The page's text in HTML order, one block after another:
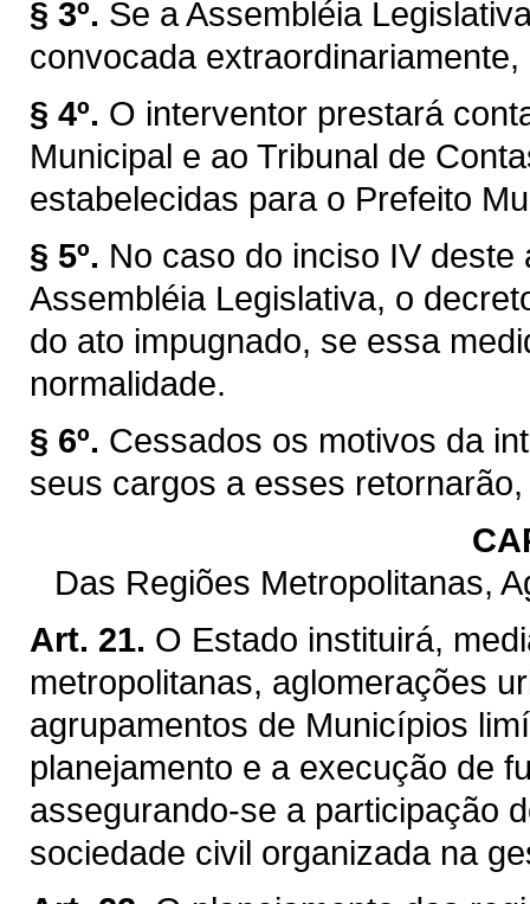
§ 3º. Se a Assembléia
convocada
§ 4º. O interventor prestará
Municipal e ao Tribunal de
estabelecidas para o Prefeito
§ 5º. No caso do inciso IV
Assembléia Legislativa, o
do ato impugnado, se essa
normalidade.
§ 6º. Cessados os motivos da
seus cargos a esses
Das Regiões Metropolitanas,
Art. 21. O Estado instituirá,
metropolitanas, aglomerações
agrupamentos de Municípios
planejamento e a execução de
assegurando-se a participação
sociedade civil organizada na